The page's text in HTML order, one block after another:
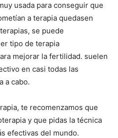
usada para conseguir que
a terapia quedasen
se puede
tipo de terapia
mejorar la fertilidad. suelen
en casi todas las
a cabo.
te recomenzamos que
y que pidas la técnica
efectivas del mundo.